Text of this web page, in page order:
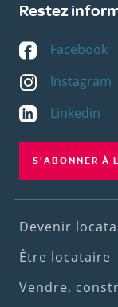
Restez
Facebook
Instagram
Linkedin
S'ABONNER À
Footer
(1st
menu)
Devenir
Être locataire
Vendre,